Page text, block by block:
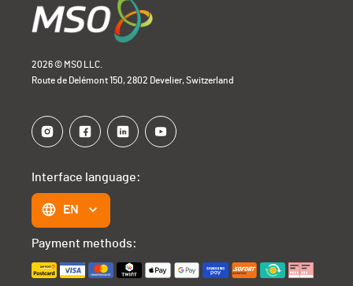
2026 © MSO LLC.
Route de Delémont 150, 2802 Develier, Switzerland
Interface language:
EN
Payment methods: